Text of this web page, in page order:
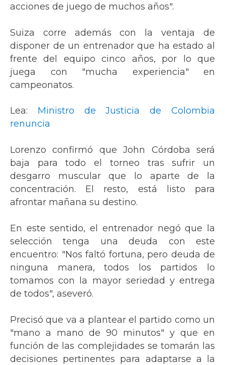
acciones de juego de muchos años".
Suiza corre además con la ventaja de
disponer de un entrenador que ha estado al
frente del equipo cinco años, por lo que
juega con "mucha experiencia" en
campeonatos.
Lea: Ministro de Justicia de Colombia
renuncia
Lorenzo confirmó que John Córdoba será
baja para todo el torneo tras sufrir un
desgarro muscular que lo aparte de la
concentración. El resto, está listo para
afrontar mañana su destino.
En este sentido, el entrenador negó que la
selección tenga una deuda con este
encuentro: "Nos faltó fortuna, pero deuda de
ninguna manera, todos los partidos lo
tomamos con la mayor seriedad y entrega
de todos", aseveró.
Precisó que va a plantear el partido como un
"mano a mano de 90 minutos" y que en
función de las complejidades se tomarán las
decisiones pertinentes para adaptarse a la